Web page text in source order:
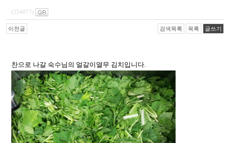
(254077)
이전글 검색목록 목록 글쓰기
찬으로 나갈 숙수님의 얼갈이열무 김치입니다.